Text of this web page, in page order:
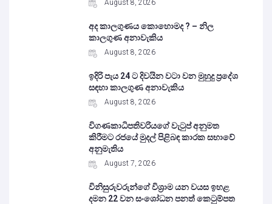
August 8, 2026
අද කාලගුණය කොහොමද ? – නිල
කාලගුණ අනාවැකිය
August 8, 2026
ඉදිරි පැය 24 ට දිවයින වටා වන මුහුදු ප්‍රදේශ
සඳහා කාලගුණ අනාවැකිය
August 8, 2026
විගණකාධිපතිවරියගේ වැටුප් අනුමත
කිරීමට රජයේ මුදල් පිළිබඳ කාරක සභාවේ
අනුමැතිය
August 7, 2026
විනිසුරුවරුන්ගේ විශ්‍රාම යන වයස ඉහළ
දමන 22 වන සංශෝධන පනත් කෙටුම්පත